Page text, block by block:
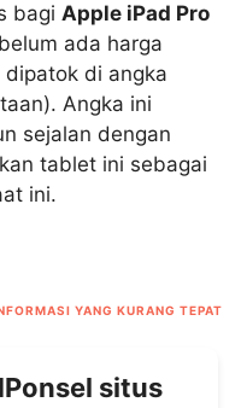
bagi Apple iPad Pro
ada harga
di angka
Angka ini
sejalan dengan
tablet ini sebagai
ini.
YANG KURANG TEPAT
situs